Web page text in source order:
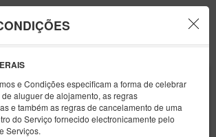
e Condições especificam a forma de celebrar
aluguer de alojamento, as regras
e também as regras de cancelamento de uma
do Serviço fornecido electronicamente pelo
Serviços.
01
2026